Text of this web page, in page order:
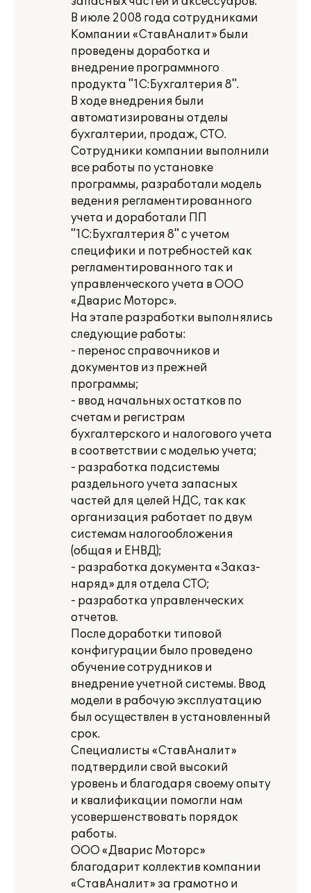
В июле 2008 года сотрудниками
Компании «СтавАналит» были
проведены доработка и
внедрение программного
продукта "1С:Бухгалтерия 8".
В ходе внедрения были
автоматизированы отделы
бухгалтерии, продаж, СТО.
Сотрудники компании выполнили
все работы по установке
программы, разработали модель
ведения регламентированного
учета и доработали ПП
"1С:Бухгалтерия 8" с учетом
специфики и потребностей как
регламентированного так и
управленческого учета в ООО
«Дварис Моторс».
На этапе разработки выполнялись
следующие работы:
- перенос справочников и
документов из прежней
программы;
- ввод начальных остатков по
счетам и регистрам
бухгалтерского и налогового учета
в соответствии с моделью учета;
- разработка подсистемы
раздельного учета запасных
частей для целей НДС, так как
организация работает по двум
системам налогообложения
(общая и ЕНВД);
- разработка документа «Заказ-
наряд» для отдела СТО;
- разработка управленческих
отчетов.
После доработки типовой
конфигурации было проведено
обучение сотрудников и
внедрение учетной системы. Ввод
модели в рабочую эксплуатацию
был осуществлен в установленный
срок.
Специалисты «СтавАналит»
подтвердили свой высокий
уровень и благодаря своему опыту
и квалификации помогли нам
усовершенствовать порядок
работы.
ООО «Дварис Моторс»
благодарит коллектив компании
«СтавАналит» за грамотно и